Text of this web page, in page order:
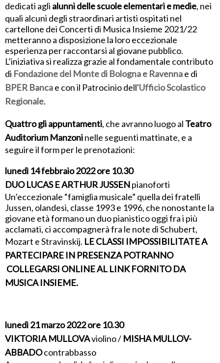
dedicati agli alunni delle scuole elementari e medie, nei
quali alcuni degli straordinari artisti ospitati nel
cartellone dei Concerti di Musica Insieme 2021/22
metteranno a disposizione la loro eccezionale
esperienza per raccontarsi al giovane pubblico.
L’iniziativa si realizza grazie al fondamentale contributo
di Fondazione del Monte di Bologna e Ravennae di
BPER Bancae con il Patrocinio dell'Ufficio Scolastico
Regionale.
Quattro gli appuntamenti, che avranno luogo al Teatro
Auditorium Manzoninelle seguenti mattinate, e a
seguire il form per le prenotazioni:
lunedì 14 febbraio 2022 ore 10.30
DUO LUCAS E ARTHUR JUSSENpianoforti
Un’eccezionale “famiglia musicale” quella dei fratelli
Jussen, olandesi, classe 1993 e 1996, che nonostante la
giovane età formano un duo pianistico oggi fra i più
acclamati, ci accompagnerà fra le note di Schubert,
Mozart e Stravinskij. LE CLASSI IMPOSSIBILITATE A
PARTECIPARE IN PRESENZA POTRANNO
COLLEGARSI ONLINE AL LINK FORNITO DA
MUSICA INSIEME.
lunedì 21 marzo 2022 ore 10.30
VIKTORIA MULLOVAviolino / MISHA MULLOV-
ABBADOcontrabbasso